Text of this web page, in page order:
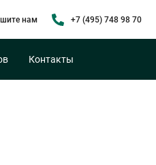
нам +7 (495) 748 98 70
Контакты